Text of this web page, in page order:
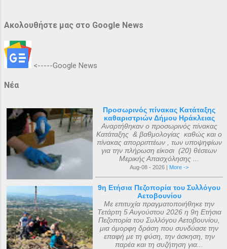
Ακολουθήστε μας στο Google News
<-----Google News
Νέα
Προσωρινός πίνακας Κατάταξης
καθαριστριών Δήμου Ηράκλειας
Αναρτήθηκαν ο προσωρινός πίνακας
Κατάταξης & βαθμολογίας καθώς και ο
πίνακας απορριπτέων , των υποψηφίων
για την πλήρωση είκοσι (20) θέσεων
Μερικής Απασχόλησης ...
Aug-08 - 2026 | More ->
9η Ετήσια Πεζοπορία του Συλλόγου
Αετοβουνίου
Με επιτυχία πραγματοποιήθηκε την
Τετάρτη 5 Αυγούστου 2026 η 9η Ετήσια
Πεζοπορία του Συλλόγου Αετοβουνίου,
μια όμορφη δράση που συνδύασε την
επαφή με τη φύση, την άσκηση, την
παρέα και τη συζήτηση για...